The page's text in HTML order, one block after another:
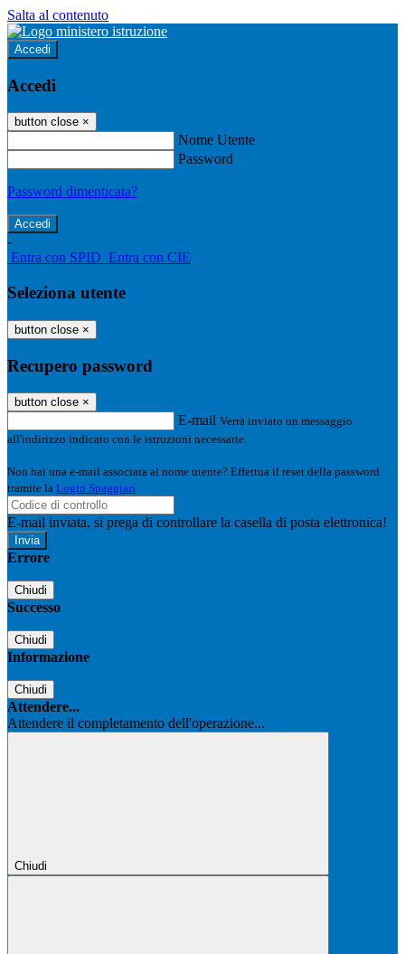
Salta al contenuto
Accedi
Accedi
button close ×
Nome Utente
Password
Password dimenticata?
-
Entra con SPID Entra con CIE
Seleziona utente
button close ×
Recupero password
button close ×
E-mail Verrà inviato un messaggio
all'indirizzo indicato con le istruzioni necessarie.
Non hai una e-mail associata al nome utente? Effettua il reset della password
tramite la Login Spaggiari
E-mail inviata, si prega di controllare la casella di posta elettronica!
Errore
Chiudi
Successo
Chiudi
Informazione
Chiudi
Attendere...
Attendere il completamento dell'operazione...
Chiudi